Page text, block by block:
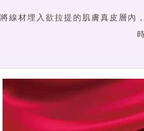
將線材埋入欲拉提的肌膚真皮層內